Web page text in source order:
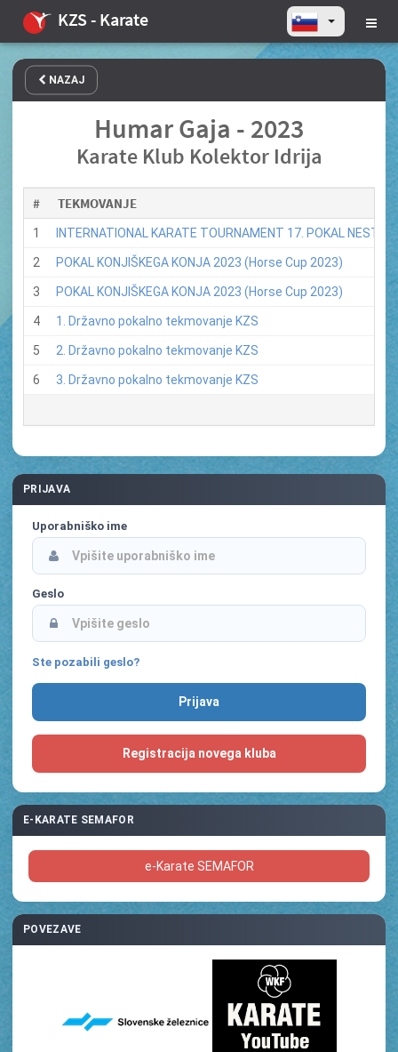
KZS - Karate
NAZAJ
Humar Gaja - 2023
Karate Klub Kolektor Idrija
# TEKMOVANJE
1 INTERNATIONAL KARATE TOURNAMENT 17. POKAL NESTLA
2 POKAL KONJIŠKEGA KONJA 2023 (Horse Cup 2023)
3 POKAL KONJIŠKEGA KONJA 2023 (Horse Cup 2023)
4 1. Državno pokalno tekmovanje KZS
5 2. Državno pokalno tekmovanje KZS
6 3. Državno pokalno tekmovanje KZS
PRIJAVA
Uporabniško ime
Geslo
Ste pozabili geslo?
Registracija novega kluba
E-KARATE SEMAFOR
e-Karate SEMAFOR
POVEZAVE